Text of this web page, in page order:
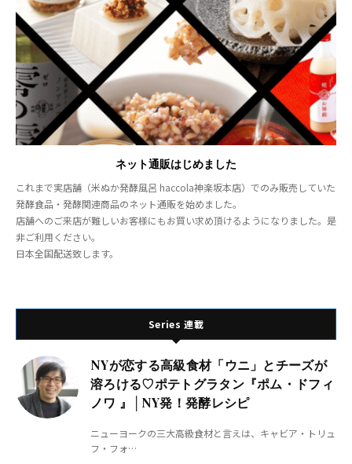
ネット通販はじめました
これまで実店舗（米ぬか発酵風呂 haccola神楽坂本店）でのみ販売していた
発酵食品・発酵関連商品のネット通販を始めました。
店舗へのご来店が難しいお客様にもお買い求め頂けるようになりました。是
非ご利用ください。
日本全国配送致します。
Series 連載
NYが恋する高級食材「ウニ」とチーズが
溶ろける♡ポテトグラタン『ポム・ドフィ
ノワ 』│NY発！発酵レシピ
ニューヨークの三大高級食材と言えは、キャビア・トリュ
フ・フォ…